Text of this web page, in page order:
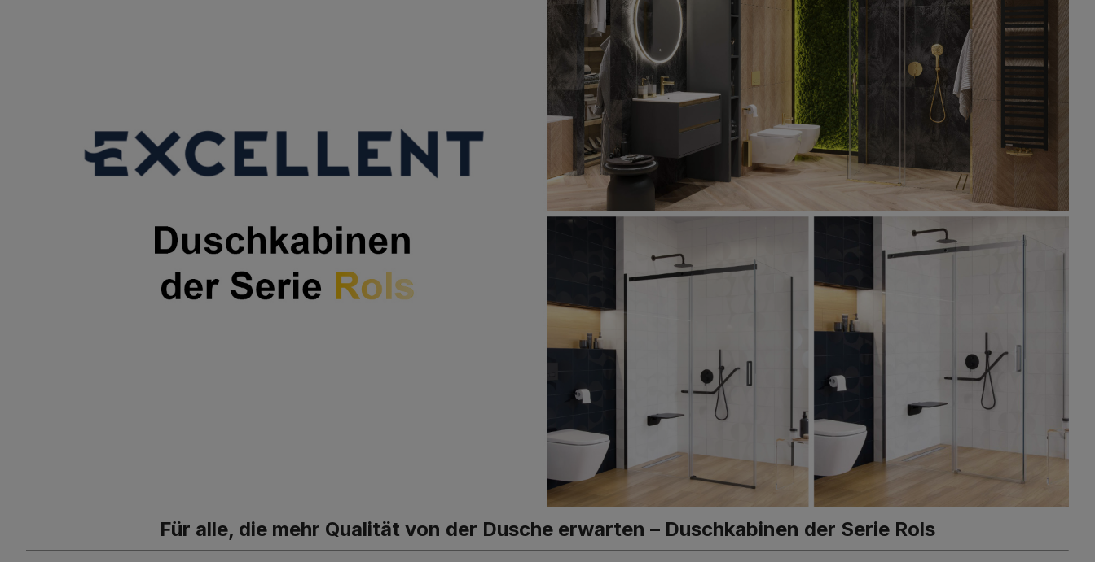
Für alle, die mehr Qualität von der Dusche erwarten – Duschkabinen der Serie Rols